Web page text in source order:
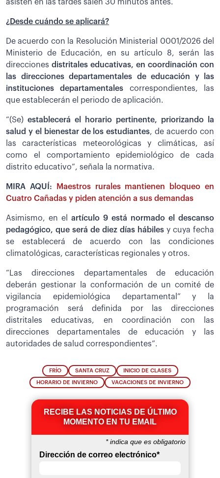
asisten en las tardes salen 30 minutos antes.
¿Desde cuándo se aplicará?
De acuerdo con la Resolución Ministerial 0001/2026 del
Ministerio de Educación, en su artículo 8, serán las
direcciones distritales educativas, en coordinación con
las direcciones departamentales de educación y las
instituciones departamentales correspondientes, las
que establecerán el periodo de aplicación.
“(Se) establecerá el horario pertinente, priorizando la
salud y el bienestar de los estudiantes, de acuerdo con
las características meteorológicas y climáticas, así
como el comportamiento epidemiológico de cada
distrito educativo”, señala la normativa.
MIRA AQUÍ:
Maestros rurales mantienen bloqueo en
Cuatro Cañadas y piden atención a sus demandas
Asimismo, en el
artículo 9 está normado el descanso
pedagógico, que será de diez días hábiles y cuya fecha
se establecerá de acuerdo con las condiciones
climatológicas, características regionales y otros.
“Las direcciones departamentales de educación
deberán gestionar la conformación de un comité de
vigilancia epidemiológica departamental” y la
programación será definida por las direcciones
distritales educativas, en coordinación con las
direcciones departamentales de educación y las
autoridades de salud correspondientes”.
FRÍO SANTA CRUZ INICIO DE CLASES
HORARIO DE INVIERNO VACACIONES DE INVIERNO
RECIBE LAS NOTICIAS DE ÚLTIMO
MOMENTO EN TU EMAIL
*indica que es obligatorio
Dirección de correo electrónico*